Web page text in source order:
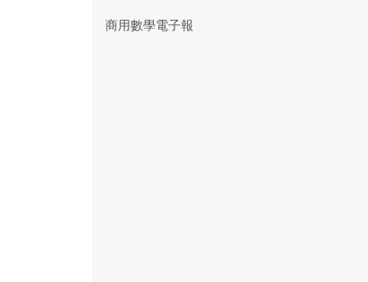
商用數學電子報